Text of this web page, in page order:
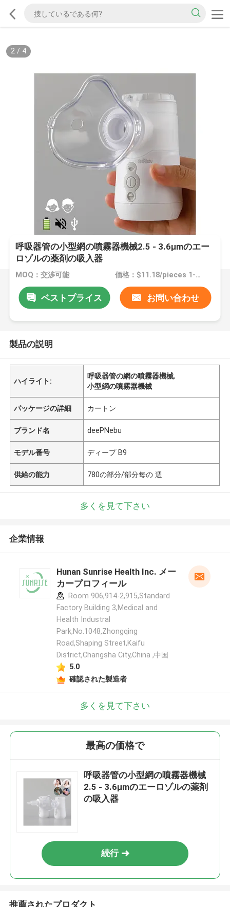
2/ 4
呼吸器管の小型網の噴霧器機械2.5 - 3.6μmのエー
ロゾルの薬剤の吸入器
MOQ：交渉可能 価格：$11.18/pieces 1-299 pieces
ベストプライス お問い合わせ
製品の説明
ハイライト:
呼吸器管の網の噴霧器機械,
小型網の噴霧器機械
パッケージの詳細 カートン
ブランド名 deePNebu
モデル番号 ディープ B9
供給の能力 780の部分/部分每の 週
多くを見て下さい
企業情報
Hunan Sunrise Health Inc. メー
カープロフィール
Room 906,914-2,915,Standard
Factory Building 3,Medical and
Health Industral
Park,No.1048,Zhongqing
Road,Shaping Street,Kaifu
District,Changsha City,China ,中国
5.0
確認された製造者
多くを見て下さい
最高の価格で
呼吸器管の小型網の噴霧器機械
2.5 - 3.6μmのエーロゾルの薬剤
の吸入器
続行
推薦されたプロダクト